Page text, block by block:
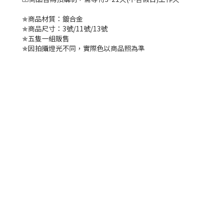
✯商品材質：鍍合金
✯商品尺寸：3號/11號/13號
✯五隻一組販售
✯因拍攝燈光不同，實際色以商品照為準